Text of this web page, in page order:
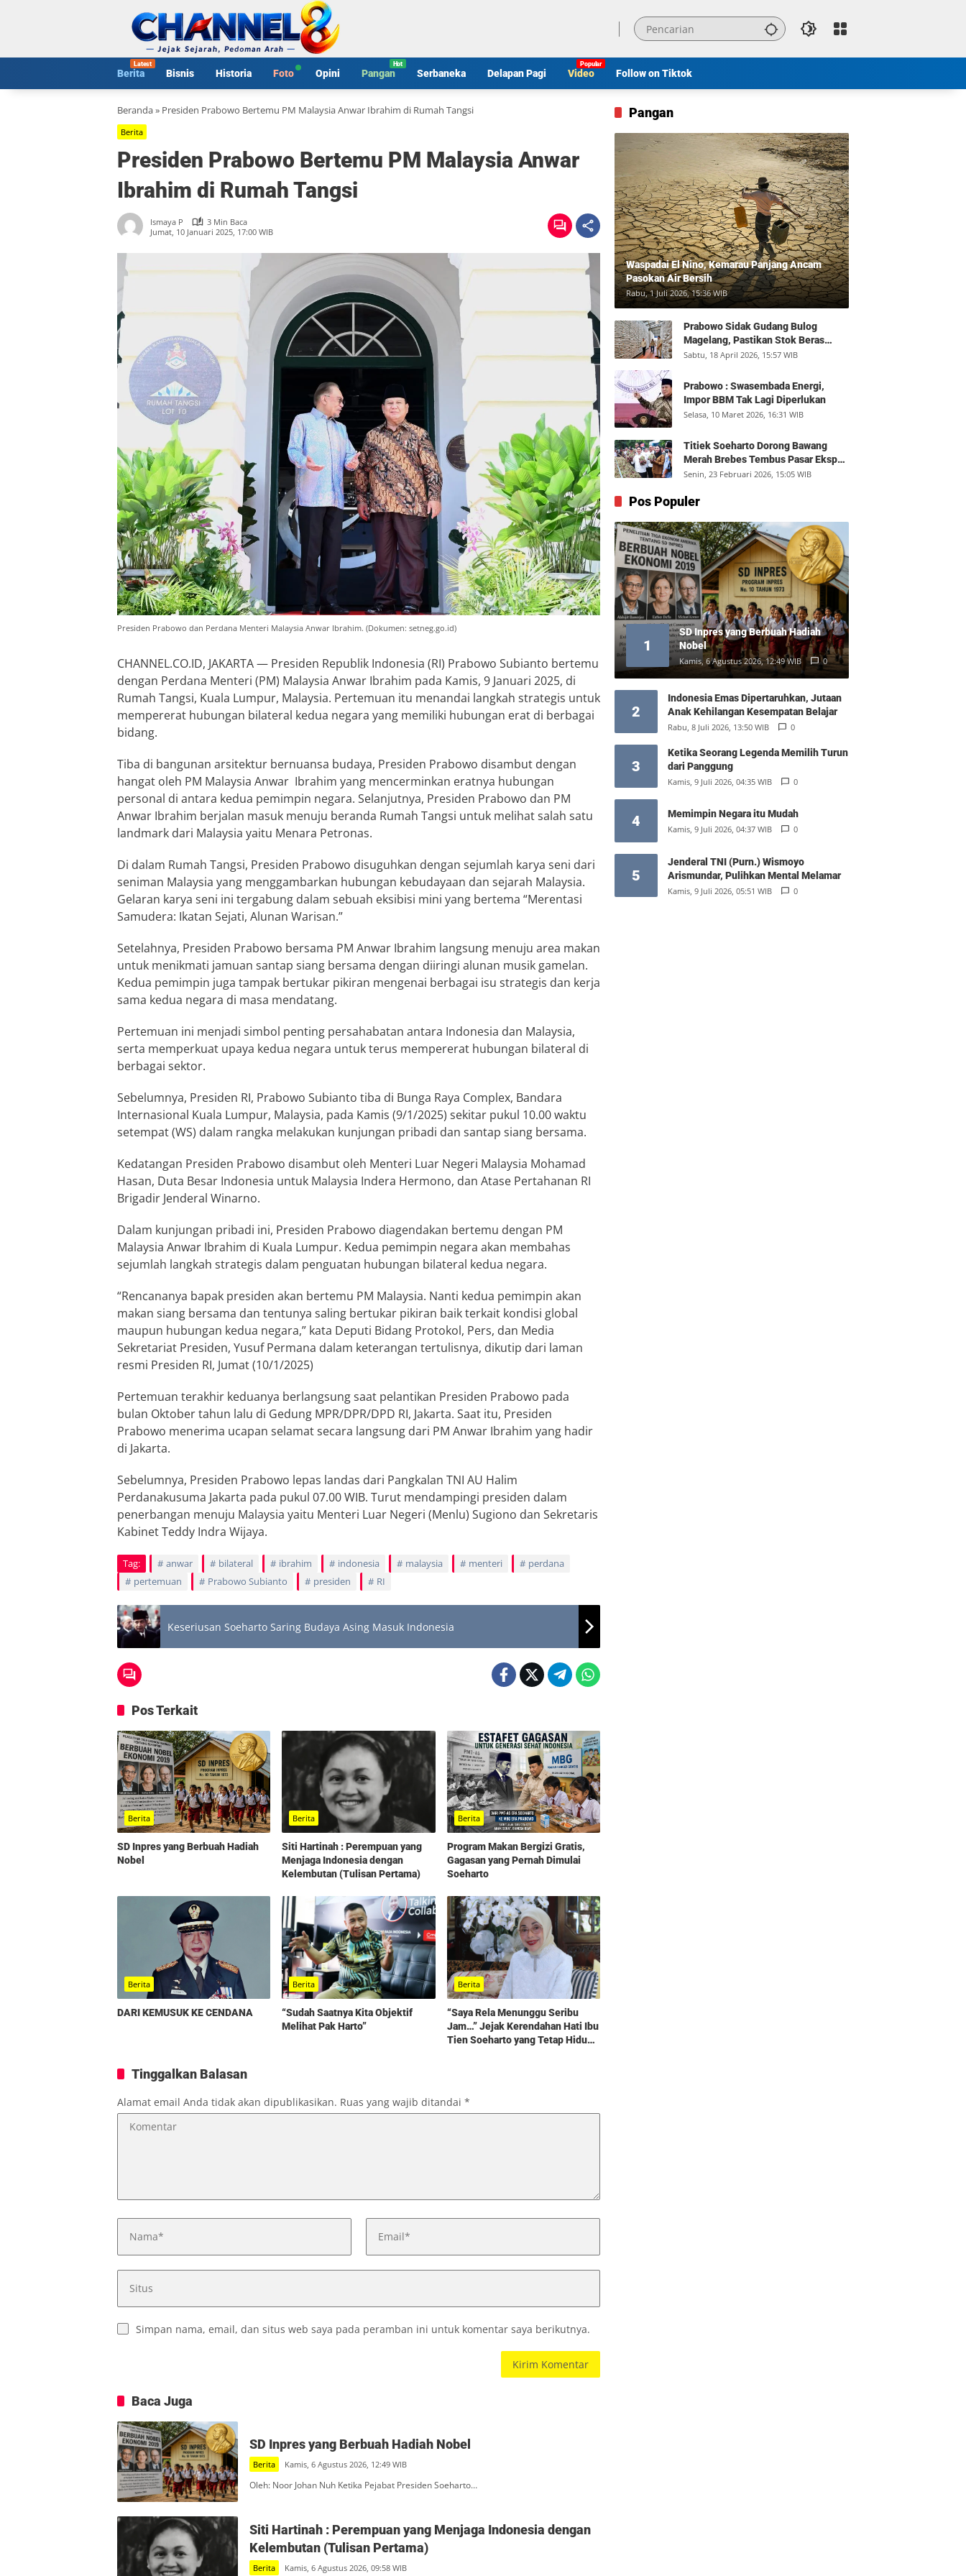
Berita Bisnis Historia Foto Opini Pangan Serbaneka Delapan Pagi Video Follow on Tiktok
Beranda» Presiden Prabowo Bertemu PM Malaysia Anwar Ibrahim di Rumah Tangsi
Berita
Presiden Prabowo Bertemu PM Malaysia Anwar
Ibrahim di Rumah Tangsi
Ismaya P
3 Min Baca
Jumat, 10 Januari 2025, 17:00 WIB
Presiden Prabowo dan Perdana Menteri Malaysia Anwar Ibrahim. (Dokumen: setneg.go.id)
CHANNEL.CO.ID, JAKARTA — Presiden Republik Indonesia (RI) Prabowo Subianto bertemu
dengan Perdana Menteri (PM) Malaysia Anwar Ibrahim pada Kamis, 9 Januari 2025, di
Rumah Tangsi, Kuala Lumpur, Malaysia. Pertemuan itu menandai langkah strategis untuk
mempererat hubungan bilateral kedua negara yang memiliki hubungan erat di berbagai
bidang.
Tiba di bangunan arsitektur bernuansa budaya, Presiden Prabowo disambut dengan
hangat oleh PM Malaysia Anwar Ibrahim yang mencerminkan eratnya hubungan
personal di antara kedua pemimpin negara. Selanjutnya, Presiden Prabowo dan PM
Anwar Ibrahim berjalan masuk menuju beranda Rumah Tangsi untuk melihat salah satu
landmark dari Malaysia yaitu Menara Petronas.
Di dalam Rumah Tangsi, Presiden Prabowo disuguhkan dengan sejumlah karya seni dari
seniman Malaysia yang menggambarkan hubungan kebudayaan dan sejarah Malaysia.
Gelaran karya seni ini tergabung dalam sebuah eksibisi mini yang bertema “Merentasi
Samudera: Ikatan Sejati, Alunan Warisan.”
Setelahnya, Presiden Prabowo bersama PM Anwar Ibrahim langsung menuju area makan
untuk menikmati jamuan santap siang bersama dengan diiringi alunan musik gamelan.
Kedua pemimpin juga tampak bertukar pikiran mengenai berbagai isu strategis dan kerja
sama kedua negara di masa mendatang.
Pertemuan ini menjadi simbol penting persahabatan antara Indonesia dan Malaysia,
serta memperkuat upaya kedua negara untuk terus mempererat hubungan bilateral di
berbagai sektor.
Sebelumnya, Presiden RI, Prabowo Subianto tiba di Bunga Raya Complex, Bandara
Internasional Kuala Lumpur, Malaysia, pada Kamis (9/1/2025) sekitar pukul 10.00 waktu
setempat (WS) dalam rangka melakukan kunjungan pribadi dan santap siang bersama.
Kedatangan Presiden Prabowo disambut oleh Menteri Luar Negeri Malaysia Mohamad
Hasan, Duta Besar Indonesia untuk Malaysia Indera Hermono, dan Atase Pertahanan RI
Brigadir Jenderal Winarno.
Dalam kunjungan pribadi ini, Presiden Prabowo diagendakan bertemu dengan PM
Malaysia Anwar Ibrahim di Kuala Lumpur. Kedua pemimpin negara akan membahas
sejumlah langkah strategis dalam penguatan hubungan bilateral kedua negara.
“Rencananya bapak presiden akan bertemu PM Malaysia. Nanti kedua pemimpin akan
makan siang bersama dan tentunya saling bertukar pikiran baik terkait kondisi global
maupun hubungan kedua negara,” kata Deputi Bidang Protokol, Pers, dan Media
Sekretariat Presiden, Yusuf Permana dalam keterangan tertulisnya, dikutip dari laman
resmi Presiden RI, Jumat (10/1/2025)
Pertemuan terakhir keduanya berlangsung saat pelantikan Presiden Prabowo pada
bulan Oktober tahun lalu di Gedung MPR/DPR/DPD RI, Jakarta. Saat itu, Presiden
Prabowo menerima ucapan selamat secara langsung dari PM Anwar Ibrahim yang hadir
di Jakarta.
Sebelumnya, Presiden Prabowo lepas landas dari Pangkalan TNI AU Halim
Perdanakusuma Jakarta pada pukul 07.00 WIB. Turut mendampingi presiden dalam
penerbangan menuju Malaysia yaitu Menteri Luar Negeri (Menlu) Sugiono dan Sekretaris
Kabinet Teddy Indra Wijaya.
Tag: anwar bilateral ibrahim indonesia malaysia menteri
perdana
pertemuan
Prabowo Subianto presiden RI
Keseriusan Soeharto Saring Budaya Asing Masuk Indonesia
Pos Terkait
Berita
SD Inpres yang Berbuah Hadiah
Nobel
Berita
Siti Hartinah : Perempuan yang
Menjaga Indonesia dengan
Kelembutan (Tulisan Pertama)
Berita
Program Makan Bergizi Gratis,
Gagasan yang Pernah Dimulai
Soeharto
Berita
DARI KEMUSUK KE CENDANA
Berita
“Sudah Saatnya Kita Objektif
Melihat Pak Harto”
Berita
“Saya Rela Menunggu Seribu
Jam…” Jejak Kerendahan Hati Ibu
Tien Soeharto yang Tetap Hidup
Tinggalkan Balasan
Alamat email Anda tidak akan dipublikasikan. Ruas yang wajib ditandai *
Simpan nama, email, dan situs web saya pada peramban ini untuk komentar saya berikutnya.
Baca Juga
SD Inpres yang Berbuah Hadiah Nobel
Berita Kamis, 6 Agustus 2026, 12:49 WIB
Oleh: Noor Johan Nuh Ketika Pejabat Presiden Soeharto…
Siti Hartinah : Perempuan yang Menjaga Indonesia dengan
Kelembutan (Tulisan Pertama)
Berita Kamis, 6 Agustus 2026, 09:58 WIB
Pangan
Waspadai El Nino, Kemarau Panjang Ancam
Pasokan Air Bersih
Rabu, 1 Juli 2026, 15:36 WIB
Prabowo Sidak Gudang Bulog
Magelang, Pastikan Stok Beras
Aman dan Distribusi Lancar
Sabtu, 18 April 2026, 15:57 WIB
Prabowo : Swasembada Energi,
Impor BBM Tak Lagi Diperlukan
Selasa, 10 Maret 2026, 16:31 WIB
Titiek Soeharto Dorong Bawang
Merah Brebes Tembus Pasar Ekspor,
Petani Bisa Untung Rp350 Juta per
Senin, 23 Februari 2026, 15:05 WIB
Pos Populer
1
SD Inpres yang Berbuah Hadiah
Nobel
Kamis, 6 Agustus 2026, 12:49 WIB 0
2
Indonesia Emas Dipertaruhkan, Jutaan
Anak Kehilangan Kesempatan Belajar
Rabu, 8 Juli 2026, 13:50 WIB 0
3
Ketika Seorang Legenda Memilih Turun
dari Panggung
Kamis, 9 Juli 2026, 04:35 WIB 0
4 Memimpin Negara itu Mudah
Kamis, 9 Juli 2026, 04:37 WIB 0
5
Jenderal TNI (Purn.) Wismoyo
Arismundar, Pulihkan Mental Melamar
Kamis, 9 Juli 2026, 05:51 WIB 0